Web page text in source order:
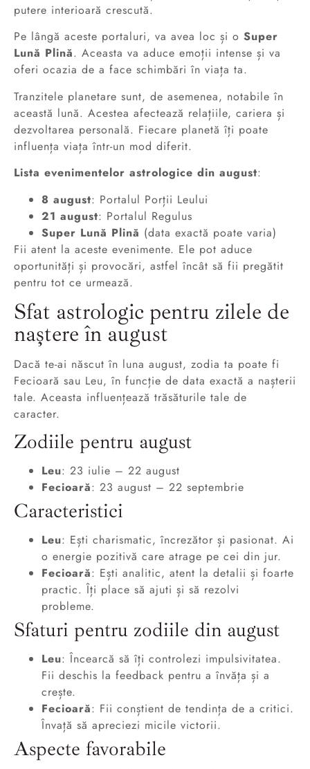
putere interioară crescută.
Pe lângă aceste portaluri, va avea loc și o Super
Lună Plină. Aceasta va aduce emoții intense și va
oferi ocazia de a face schimbări în viața ta.
Tranzitele planetare sunt, de asemenea, notabile în
această lună. Acestea afectează relațiile, cariera și
dezvoltarea personală. Fiecare planetă îți poate
influența viața într-un mod diferit.
Lista evenimentelor astrologice din august:
8 august: Portalul Porții Leului
21 august: Portalul Regulus
Super Lună Plină (data exactă poate varia)
Fii atent la aceste evenimente. Ele pot aduce
oportunități și provocări, astfel încât să fii pregătit
pentru tot ce urmează.
Sfat astrologic pentru zilele de
naștere în august
Dacă te-ai născut în luna august, zodia ta poate fi
Fecioară sau Leu, în funcție de data exactă a nașterii
tale. Aceasta influențează trăsăturile tale de
caracter.
Zodiile pentru august
Leu: 23 iulie – 22 august
Fecioară: 23 august – 22 septembrie
Caracteristici
Leu: Ești charismatic, încrezător și pasionat. Ai
o energie pozitivă care atrage pe cei din jur.
Fecioară: Ești analitic, atent la detalii și foarte
practic. Îți place să ajuti și să rezolvi
probleme.
Sfaturi pentru zodiile din august
Leu: Încearcă să îți controlezi impulsivitatea.
Fii deschis la feedback pentru a învăța și a
crește.
Fecioară: Fii conștient de tendința de a critici.
Învață să apreciezi micile victorii.
Aspecte favorabile